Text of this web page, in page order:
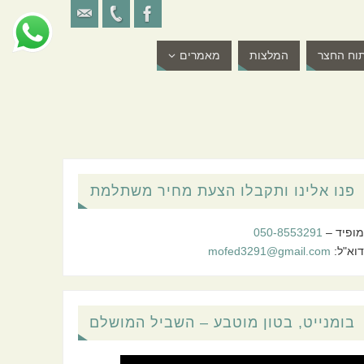
החצר המלצות מאמרים
פנו אלינו ותקבלו הצעת מחיר משתלמת
מופיד – 050-8553291
דוא"ל: mofed3291@gmail.com
בומנייט, בטון מוטבע – השביל המושלם